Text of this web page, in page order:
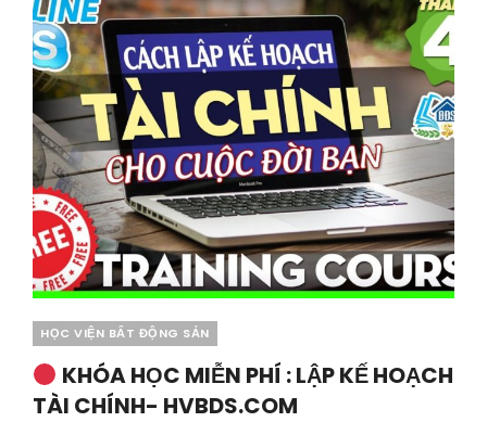
Categories
HỌC VIỆN BẤT ĐỘNG SẢN
KHÓA HỌC MIỄN PHÍ : LẬP KẾ HOẠCH
TÀI CHÍNH- HVBDS.COM